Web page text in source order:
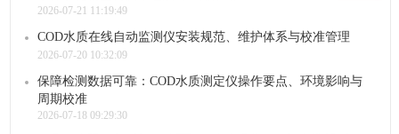
2026-07-21 11:19:49
COD水质在线自动监测仪安装规范、维护体系与校准管理
2026-07-20 10:32:09
保障检测数据可靠：COD水质测定仪操作要点、环境影响与
周期校准
2026-07-18 09:29:30